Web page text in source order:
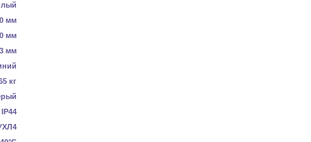
мм
мм
мм
кг
IP44